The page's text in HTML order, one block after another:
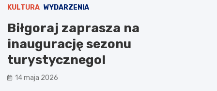
KULTURA WYDARZENIA
Biłgoraj zaprasza na
inaugurację sezonu
turystycznego!
14 maja 2026